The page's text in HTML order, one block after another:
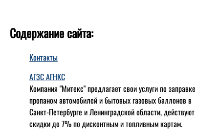
Содержание сайта:
Контакты
АГЗС АГНКС
Компания "Митекс" предлагает свои услуги по заправке
пропаном автомобилей и бытовых газовых баллонов в
Санкт-Петербурге и Ленинградской области, действуют
скидки до 7% по дисконтным и топливным картам.